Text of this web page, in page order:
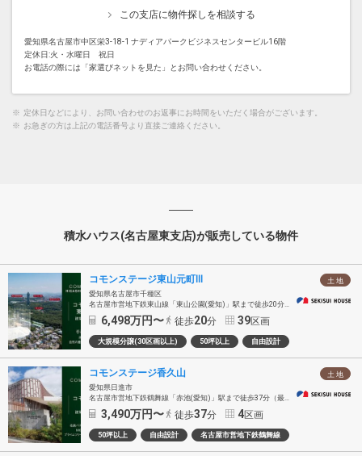
この支店に物件探しを相談する
愛知県名古屋市中区栄3-18-1 ナディアパークビジネスセンタービル16階
定休日:火・水曜日 祝日
お電話の際には「家選びネットを見た」とお問い合わせください。
※ 定休日などにより、お問い合わせのお返事にお時間をいただく場合がございます。
※ お急ぎの方は上記の電話番号より直接ご連絡ください。
積水ハウス(名古屋東支店)が販売している物件
土 地
コモンステージ東山元町Ⅲ
愛知県名古屋市千種区
名古屋市営地下鉄東山線「東山公園(愛知)」駅まで徒歩20分～21分
6,498万円〜 徒歩20分 39区画
大規模分譲(30区画以上) 50坪以上 自由設計
土 地
コモンステージ香久山
愛知県日進市
名古屋市営地下鉄鶴舞線「赤池(愛知)」駅まで徒歩37分（最長）
3,490万円〜 徒歩37分 4区画
50坪以上 自由設計 名古屋市営地下鉄鶴舞線